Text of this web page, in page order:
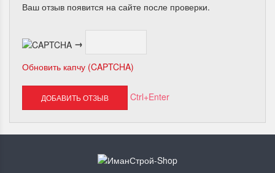
Ваш отзыв появится на сайте после проверки.
→
Обновить капчу (CAPTCHA)
Ctrl+Enter